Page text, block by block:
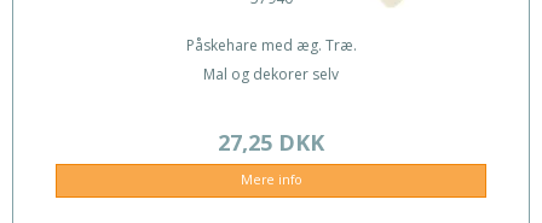
Påskehare med æg. Træ.
Mal og dekorer selv
27,25 DKK
Mere info